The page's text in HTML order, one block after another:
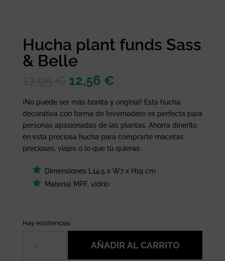
Hucha plant funds Sass
& Belle
El
precio
original
era:
17,95 €.
12,56 €
actual
es:
12,56 €.
¡No puede ser más bonita y original! Esta hucha
decorativa con forma de Invernadero es perfecta para
personas apasionadas de las plantas. Ahorra dinerito
en esta preciosa hucha para comprarte macetas
preciosas, viajes o lo que tú quieras.
Dimensiones L14,5 x W7 x H19 cm
Material MPF, vidrio
Hay existencias
plant
AÑADIR AL CARRITO